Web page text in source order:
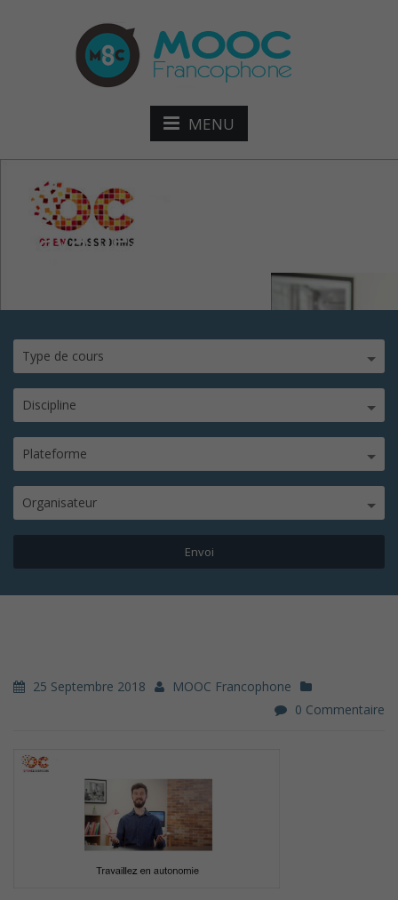
MENU
travaillez en autonomie
Type de cours
Discipline
Plateforme
Organisateur
25 Septembre 2018
MOOC Francophone
0 Commentaire